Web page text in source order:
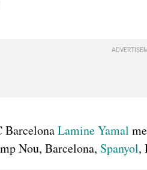
Barcelona Lamine Yamal
Nou, Barcelona, Spanyol,